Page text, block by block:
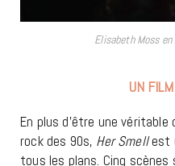
Elisabeth Moss
UN
En plus d’être une
rock des 90s, Her Smellest
tous les plans. Cinq